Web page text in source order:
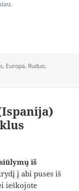
, Europa, Ruduo,
iš
į abi puses iš
ieškojote